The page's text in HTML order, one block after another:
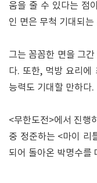
움을 줄 수 있다는 점
인 면은 무척 기대되는
그는 꼼꼼한 면을 그
다. 또한, 먹방 요리에
능력도 기대할 만하다.
<무한도전>에서 진행
중 정준하는 <마이 리
되어 돌아온 박명수를